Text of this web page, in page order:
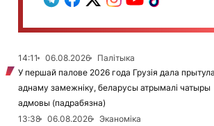
14:11 06.08.2026
Палітыка
У першай палове 2026 года Грузія дала
аднаму замежніку, беларусы атрымалі чатыры
адмовы (падрабязна)
13:38
06.08.2026
Эканоміка